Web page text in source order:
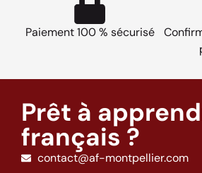
Paiement 100 % sécurisé
Prêt à
français ?
contact@af-montpellier.com